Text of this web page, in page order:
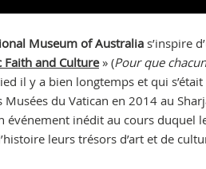
Museum of Australia s’inspire
Faith and Culture» (Pour que
il y a bien longtemps et qui s’était
du Vatican en 2014 au
événement inédit au cours duquel
leurs trésors d’art et de